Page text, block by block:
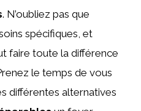
. N’oubliez pas que
spécifiques, et
faire toute la différence
le temps de vous
différentes alternatives